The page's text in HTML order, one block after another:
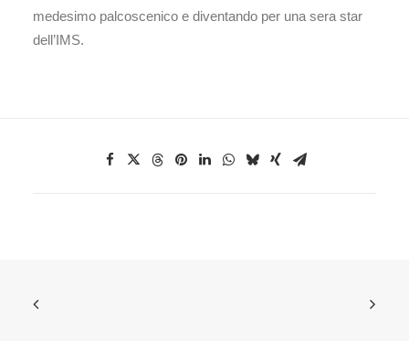
medesimo palcoscenico e diventando per una sera star
dell’IMS.